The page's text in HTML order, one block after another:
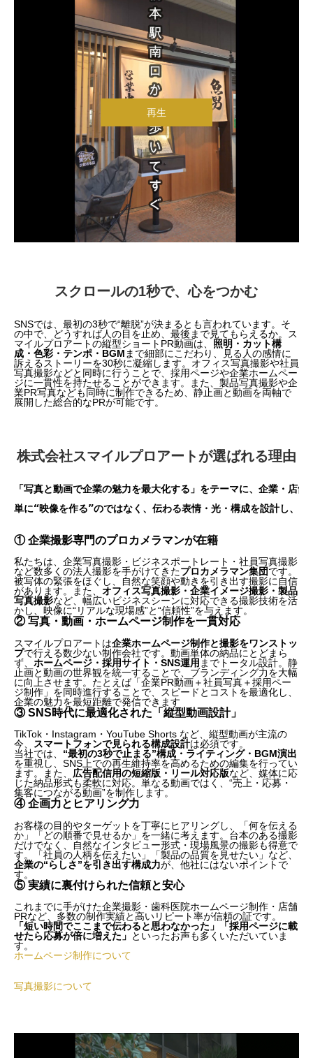
再生
スクロールの1秒で、心をつかむ
SNSでは、最初の3秒で“離脱”が決まるとも言われています。そ
の中で、どうすれば人の目を止め、最後まで見てもらえるか。ス
マイルプロアートの縦型ショートPR動画は、 照明・カット構
成・色彩・テンポ・BGM まで細部にこだわり、
見る人の感情に
訴えるストーリーを30秒に凝縮します。オフィス写真撮影や社員
写真撮影などと同時に行うことで、採用ページや企業ホームペー
ジに一貫性を持たせることができます。また、製品写真撮影や企
業PR写真なども同時に制作できるため、静止画と動画を両軸で
展開した総合的なPRが可能です。
株式会社スマイルプロアートが選ばれる理由
「写真と動画で企業の魅力を最大化する」をテーマに、 企業・店舗
単に“映像を作る”のではなく、伝わる表情・光・構成を設計し、
①企業撮影専門のプロカメラマンが在籍
私たちは、企業写真撮影・ビジネスポートレート・社員写真撮影
など数多くの法人撮影を手がけてきたプロカメラマン集団です。
被写体の緊張をほぐし、自然な笑顔や動きを引き出す撮影に自信
があります。
また、 オフィス写真撮影・企業イメージ撮影・製品
写真撮影など、 幅広いビジネスシーンに対応できる撮影技術を活
かし、映像に“リアルな現場感”と“信頼性”を与えます。
② 写真・動画・ホームページ制作を一貫対応
スマイルプロアートは企業ホームページ制作と撮影をワンストッ
プで行える数少ない制作会社です。動画単体の納品にとどまら
ず、 ホームページ・採用サイト・SNS運用 までトータル設計。静
止画と動画の世界観を統一することで、ブランディング力を大幅
に向上させます。たとえば「企業PR動画＋社員写真＋採用ペー
ジ制作」を同時進行することで、スピードとコストを最適化し、
企業の魅力を最短距離で発信できます
③ SNS時代に最適化された「縦型動画設計」
TikTok・Instagram・YouTube Shorts など、縦型動画が主流の
今、
スマートフォンで見られる構成設計は必須です。
当社では、 “最初の3秒で止まる”構成・ライティング・BGM演出
を重視し、 SNS上での再生維持率を高めるための編集を行ってい
ます。また、 広告配信用の短縮版・リール対応版など、媒体に応
じた納品形式も柔軟に対応。単なる動画ではく、“売上・応募・
集客につながる動画”を制作します。
④ 企画力とヒアリング力
お客様の目的やターゲットを丁寧にヒアリングし、「何を伝える
か」「どの順番で見せるか」を一緒に考えます。台本のある撮影
だけでなく、自然なインタビュー形式・現場風景の撮影も得意で
す。「社員の人柄を伝えたい」「製品の品質を見せたい」など、
企業の“らしさ”を引き出す構成力が、他社にはないポイントで
す。
⑤ 実績に裏付けられた信頼と安心
これまでに手がけた企業撮影・歯科医院ホームページ制作・店舗
PRなど、多数の制作実績と高いリピート率が信頼の証です。
「短い時間でここまで伝わると思わなかった」
「採用ページに載
せたら応募が倍に増えた」 といったお声も多くいただいていま
す。
ホームページ制作について
写真撮影について